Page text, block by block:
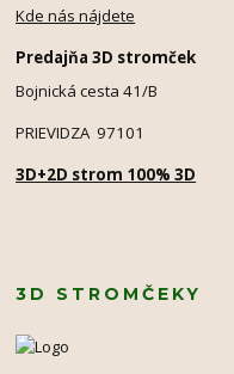
Kde nás nájdete
Predajňa 3D stromček
Bojnická cesta 41/B
PRIEVIDZA 97101
3D+2D strom 100% 3D
3D STROMČEKY